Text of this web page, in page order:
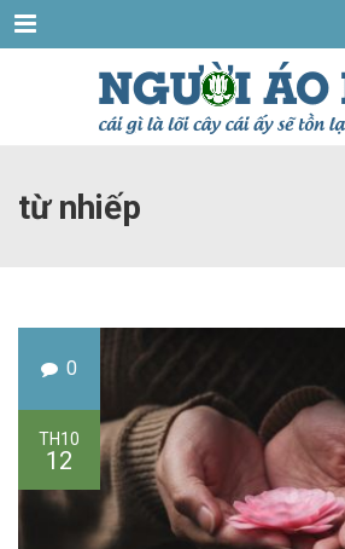
Menu
từ nhiếp
0
TH10
12